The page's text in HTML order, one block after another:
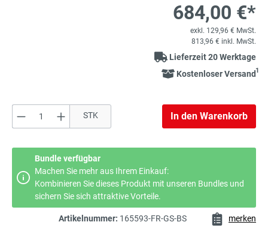
684,00 €*
exkl. 129,96 € MwSt.
813,96 € inkl. MwSt.
Lieferzeit 20 Werktage
Kostenloser Versand1
Produkt Anzahl: Gib den gewünschten
STK In den Warenkorb
Bundle verfügbar
Machen Sie mehr aus Ihrem Einkauf:
Kombinieren Sie dieses Produkt mit unseren Bundles und
sichern Sie sich attraktive Vorteile.
Artikelnummer: 165593-FR-GS-BS merken